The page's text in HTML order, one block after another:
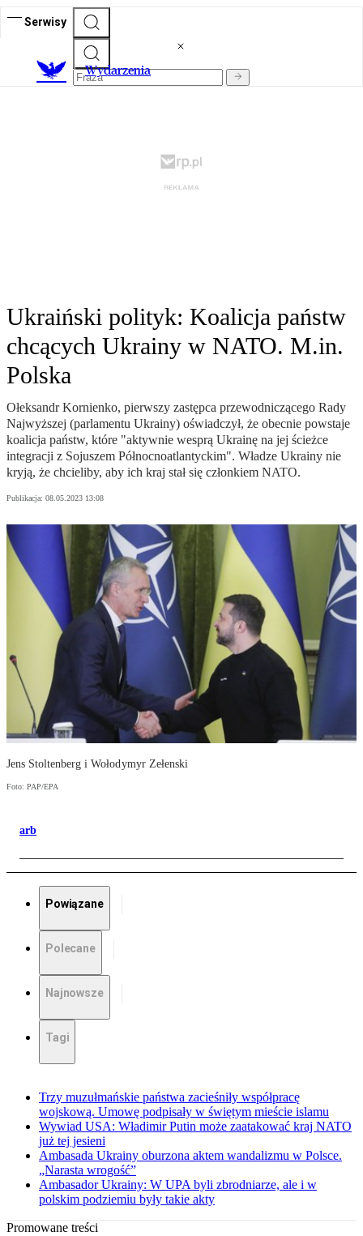
Serwisy
Wydarzenia
Ukraiński polityk: Koalicja państw
chcących Ukrainy w NATO. M.in.
Polska
Ołeksandr Kornienko, pierwszy zastępca przewodniczącego Rady
Najwyższej (parlamentu Ukrainy) oświadczył, że obecnie powstaje
koalicja państw, które "aktywnie wesprą Ukrainę na jej ścieżce
integracji z Sojuszem Północnoatlantyckim". Władze Ukrainy nie
kryją, że chcieliby, aby ich kraj stał się członkiem NATO.
Publikacja: 08.05.2023 13:08
Jens Stoltenberg i Wołodymyr Zełenski
Foto: PAP/EPA
arb
Powiązane
Polecane
Najnowsze
Tagi
Trzy muzułmańskie państwa zacieśniły współpracę
wojskową. Umowę podpisały w świętym mieście islamu
Wywiad USA: Władimir Putin może zaatakować kraj NATO
już tej jesieni
Ambasada Ukrainy oburzona aktem wandalizmu w Polsce.
„Narasta wrogość”
Ambasador Ukrainy: W UPA byli zbrodniarze, ale i w
polskim podziemiu były takie akty
Promowane treści